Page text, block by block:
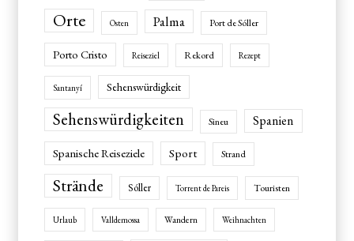
Orte Osten Palma Port de Sóller
Porto Cristo Reiseziel Rekord Rezept
Santanyí Sehenswürdigkeit
Sehenswürdigkeiten Sineu Spanien
Spanische Reiseziele Sport Strand
Strände Sóller Torrent de Pareis Touristen
Urlaub Valldemossa Wandern Weihnachten